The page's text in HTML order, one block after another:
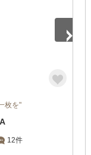
枚を"
12件